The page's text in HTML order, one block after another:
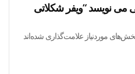
می نویسد “ویفر شکلاتی
موردنیاز علامت‌گذاری شده‌اند